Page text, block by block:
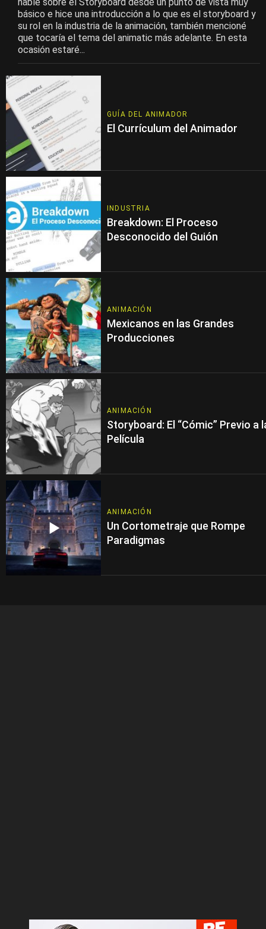
básico e hice una introducción a lo que es el storyboard y
su rol en la industria de la animación, también mencioné
que tocaría el tema del animatic más adelante. En esta
ocasión estaré...
GUÍA DEL ANIMADOR
El Currículum del Animador
INDUSTRIA
Breakdown: El Proceso
Desconocido del Guión
ANIMACIÓN
Mexicanos en las Grandes
Producciones
ANIMACIÓN
Storyboard: El “Cómic” Previo a
Película
ANIMACIÓN
Un Cortometraje que Rompe
Paradigmas